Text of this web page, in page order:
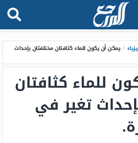
/ يمكن أن يكون للماء كثافتان مختلفتان بإحداث
للماء كثافتان
تغير في